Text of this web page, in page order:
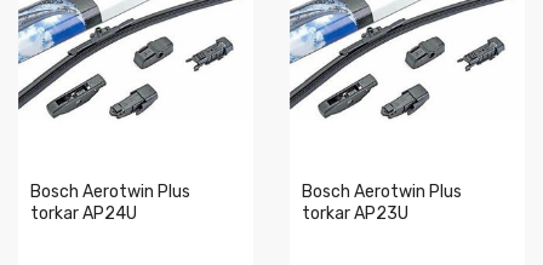
Bosch Aerotwin Plus
torkar AP24U
Bosch Aerotwin Plus
torkar AP23U